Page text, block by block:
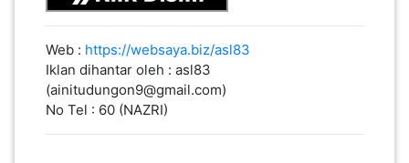
Web : https://websaya.biz/asl83
Iklan dihantar oleh : asl83
(ainitudungon9@gmail.com)
No Tel : 60 (NAZRI)